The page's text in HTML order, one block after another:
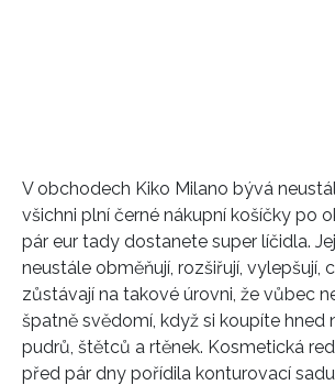
V obchodech Kiko Milano bývá
všichni plní černé nákupní košíčky po
pár eur tady dostanete super líčidla.
neustále obměňují, rozšiřují, vylepšují,
zůstávají na takové úrovni, že vůbec
špatně svědomí, když si koupíte hned
pudrů, štětců a rtěnek. Kosmetická
před pár dny pořídila konturovací